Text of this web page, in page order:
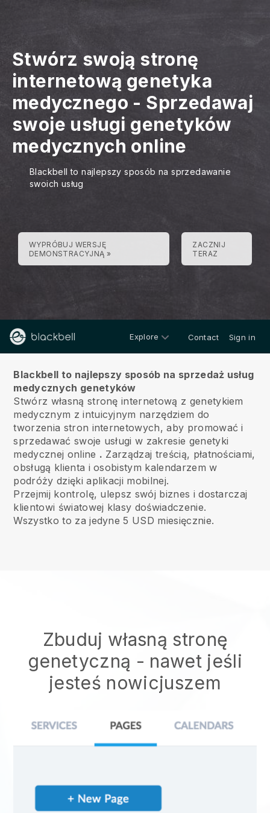
Stwórz swoją stronę
internetową genetyka
medycznego - Sprzedawaj
swoje usługi genetyków
medycznych online
Blackbell to najlepszy sposób na sprzedawanie
swoich usług
WYPRÓBUJ WERSJĘ
DEMONSTRACYJNĄ »
ZACZNIJ
TERAZ
Explore Contact Sign in
Blackbell to najlepszy sposób na sprzedaż usług
medycznych genetyków
Stwórz własną stronę internetową z genetykiem
medycznym z intuicyjnym narzędziem do
tworzenia stron internetowych, aby promować i
sprzedawać swoje usługi w zakresie genetyki
medycznej online . Zarządzaj treścią, płatnościami,
obsługą klienta i osobistym kalendarzem w
podróży dzięki aplikacji mobilnej.
Przejmij kontrolę, ulepsz swój biznes i dostarczaj
klientowi światowej klasy doświadczenie.
Wszystko to za jedyne 5 USD miesięcznie.
Zbuduj własną stronę
genetyczną - nawet jeśli
jesteś nowicjuszem